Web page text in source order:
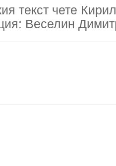
текст чете
Веселин